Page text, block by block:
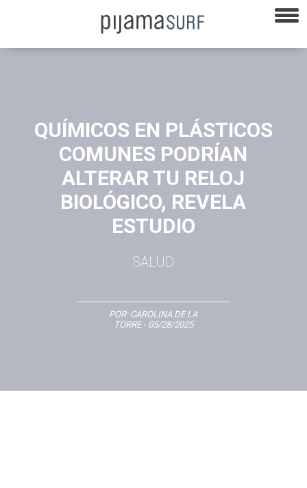
QUÍMICOS EN PLÁSTICOS
COMUNES PODRÍAN
ALTERAR TU RELOJ
BIOLÓGICO, REVELA
ESTUDIO
SALUD
POR: CAROLINA DE LA
TORRE- 05/28/2025